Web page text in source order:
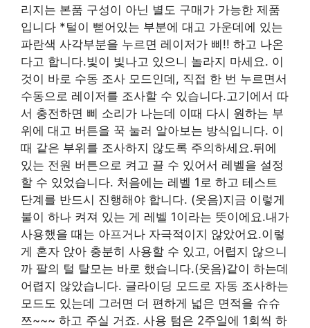
리지는 본품 구성이 아닌 별도 구매가 가능한 제품
입니다 *털이 뻗어있는 부분에 대고 가운데에 있는
파란색 사각부분을 누르면 레이저가 삐!! 하고 나온
다고 합니다.빛이 빛나고 있으니 놀라지 마세요. 이
것이 바로 수동 조사 모드인데, 직접 한 번 누르면서
수동으로 레이저를 조사할 수 있습니다.고기에서 따
서 충전하면 삐 소리가 나는데 이때 다시 원하는 부
위에 대고 버튼을 꾹 눌러 알아보는 방식입니다. 이
때 같은 부위를 조사하지 않도록 주의하세요.뒤에
있는 전원 버튼으로 켜고 끌 수 있어서 레벨을 설정
할 수 있었습니다. 처음에는 레벨 1로 하고 테스트
단계를 반드시 진행해야 합니다. (웃음)지금 이렇게
불이 하나 켜져 있는 게 레벨 1이라는 뜻이에요.내가
사용했을 때는 아프거나 자극적이지 않았어요.이렇
게 혼자 앉아 충분히 사용할 수 있고, 어렵지 않으니
까 팔의 털 탈모는 바로 했습니다.(웃음)같이 하는데
어렵지 않았습니다. 글라이딩 모드로 자동 조사하는
모드도 있는데 그러면 더 편하게 넓은 면적을 슈슈
쯔~~~ 하고 주실 거죠. 사용 텀은 2주일에 1회씩 하